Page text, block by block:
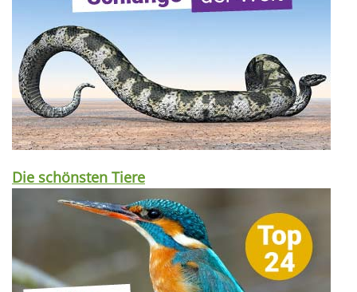
Die schönsten Tiere